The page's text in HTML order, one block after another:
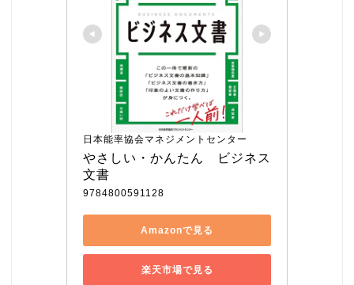
日本能率協会マネジメントセンター
やさしい・かんたん　ビジネス
文書
9784800591128
Amazonで見る
楽天市場で見る